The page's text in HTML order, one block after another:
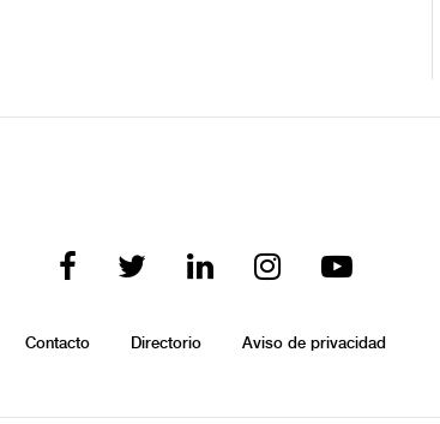
Contacto Directorio Aviso de privacidad